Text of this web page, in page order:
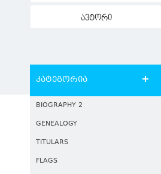
ავტორი
კატეგორია
BIOGRAPHY 2
GENEALOGY
TITULARS
FLAGS